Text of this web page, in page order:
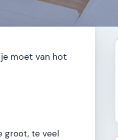
je moet van hot
groot, te veel